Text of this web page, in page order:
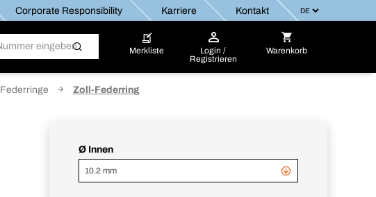
Corporate Responsibility Karriere Kontakt
Merkliste
Login /
Registrieren
Warenkorb
Federringe Zoll-Federring
Ø Innen
10.2 mm